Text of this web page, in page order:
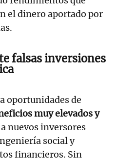
el dinero aportado por
falsas inversiones
oportunidades de
muy elevados y
nuevos inversores
social y
financieros. Sin